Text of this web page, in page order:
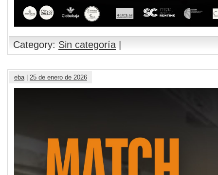
Category: Sin categoría |
eba | 25 de enero de 2026